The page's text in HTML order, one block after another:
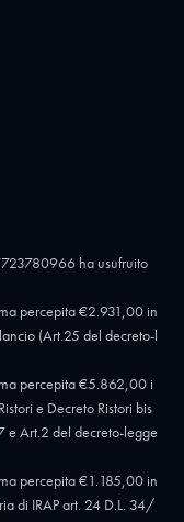
ha usufruito
percepita €2.931,00 in
(Art.25 del decreto-l
percepita €5.862,00 i
e Decreto Ristori bis
e Art.2 del decreto-legge
percepita €1.185,00 in
di IRAP art. 24 D.L. 34/